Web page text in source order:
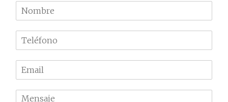
N
o
m
r
e
l
f
m
a
M